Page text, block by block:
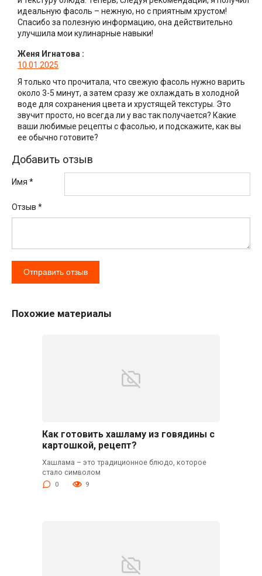
идеальную фасоль – нежную, но с приятным хрустом!
Спасибо за полезную информацию, она действительно
улучшила мои кулинарные навыки!
Женя Игнатова :
10.01.2025
Я только что прочитала, что свежую фасоль нужно варить
около 3-5 минут, а затем сразу же охлаждать в холодной
воде для сохранения цвета и хрустящей текстуры. Это
звучит просто, но всегда ли у вас так получается? Какие
ваши любимые рецепты с фасолью, и подскажите, как вы
ее обычно готовите?
Добавить отзыв
Имя *
Отзыв *
Похожие материалы
Как готовить хашламу из говядины с
картошкой, рецепт?
Хашлама – это традиционное блюдо, которое
стало символом
0 9